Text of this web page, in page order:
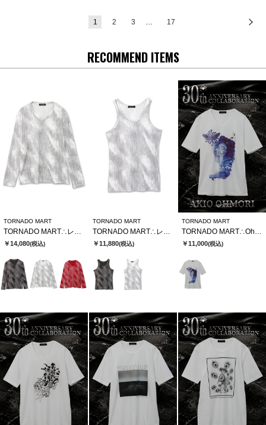
1 2 3 17
RECOMMEND ITEMS
TORNADO MART
￥14,080(税込)
TORNADO MART
￥11,880(税込)
TORNADO MART
￥11,000(税込)